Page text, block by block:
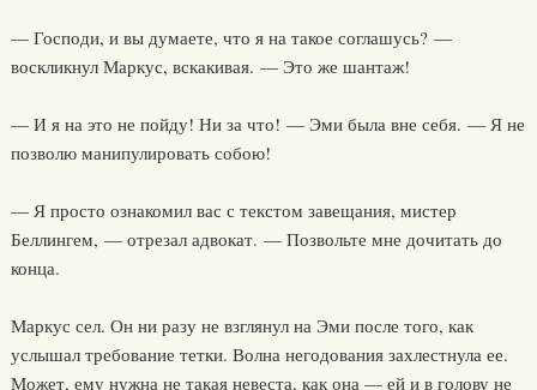
— Господи, и вы думаете, что я на такое соглашусь? —
воскликнул Маркус, вскакивая. — Это же шантаж!
— И я на это не пойду! Ни за что! — Эми была вне себя. — Я не
позволю манипулировать собою!
— Я просто ознакомил вас с текстом завещания, мистер
Беллингем, — отрезал адвокат. — Позвольте мне дочитать до
конца.
Маркус сел. Он ни разу не взглянул на Эми после того, как
услышал требование тетки. Волна негодования захлестнула ее.
Может, ему нужна не такая невеста, как она — ей и в голову не